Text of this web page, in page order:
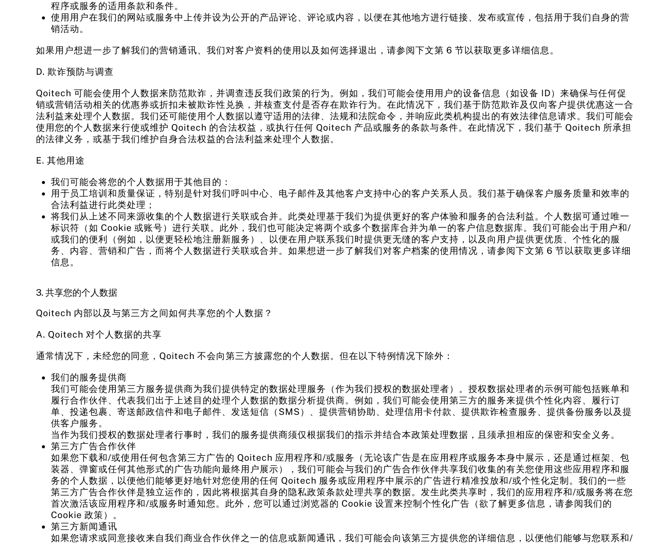
程序或服务的适用条款和条件。
使用用户在我们的网站或服务中上传并设为公开的产品评论、评论或内容，以便在其他地方进行链接、发布或宣传，包括用于我们自身的营
销活动。
如果用户想进一步了解我们的营销通讯、我们对客户资料的使用以及如何选择退出，请参阅下文第 6 节以获取更多详细信息。
D. 欺诈预防与调查
Qoitech 可能会使用个人数据来防范欺诈，并调查违反我们政策的行为。例如，我们可能会使用用户的设备信息（如设备 ID）来确保与任何促
销或营销活动相关的优惠券或折扣未被欺诈性兑换，并核查支付是否存在欺诈行为。在此情况下，我们基于防范欺诈及仅向客户提供优惠这一合
法利益来处理个人数据。我们还可能使用个人数据以遵守适用的法律、法规和法院命令，并响应此类机构提出的有效法律信息请求。我们可能会
使用您的个人数据来行使或维护 Qoitech 的合法权益，或执行任何 Qoitech 产品或服务的条款与条件。在此情况下，我们基于 Qoitech 所承担
的法律义务，或基于我们维护自身合法权益的合法利益来处理个人数据。
E. 其他用途
我们可能会将您的个人数据用于其他目的：
用于员工培训和质量保证，特别是针对我们呼叫中心、电子邮件及其他客户支持中心的客户关系人员。我们基于确保客户服务质量和效率的
合法利益进行此类处理；
将我们从上述不同来源收集的个人数据进行关联或合并。此类处理基于我们为提供更好的客户体验和服务的合法利益。个人数据可通过唯一
标识符（如 Cookie 或账号）进行关联。此外，我们也可能决定将两个或多个数据库合并为单一的客户信息数据库。我们可能会出于用户和/
或我们的便利（例如，以便更轻松地注册新服务）、以便在用户联系我们时提供更无缝的客户支持，以及向用户提供更优质、个性化的服
务、内容、营销和广告，而将个人数据进行关联或合并。如果想进一步了解我们对客户档案的使用情况，请参阅下文第 6 节以获取更多详细
信息。
3. 共享您的个人数据
Qoitech 内部以及与第三方之间如何共享您的个人数据？
A. Qoitech 对个人数据的共享
通常情况下，未经您的同意，Qoitech 不会向第三方披露您的个人数据。但在以下特例情况下除外：
我们的服务提供商
我们可能会使用第三方服务提供商为我们提供特定的数据处理服务（作为我们授权的数据处理者）。授权数据处理者的示例可能包括账单和
履行合作伙伴、代表我们出于上述目的处理个人数据的数据分析提供商。例如，我们可能会使用第三方的服务来提供个性化内容、履行订
单、投递包裹、寄送邮政信件和电子邮件、发送短信（SMS）、提供营销协助、处理信用卡付款、提供欺诈检查服务、提供备份服务以及提
供客户服务。
当作为我们授权的数据处理者行事时，我们的服务提供商须仅根据我们的指示并结合本政策处理数据，且须承担相应的保密和安全义务。
第三方广告合作伙伴
如果您下载和/或使用任何包含第三方广告的 Qoitech 应用程序和/或服务（无论该广告是在应用程序或服务本身中展示，还是通过框架、包
装器、弹窗或任何其他形式的广告功能向最终用户展示），我们可能会与我们的广告合作伙伴共享我们收集的有关您使用这些应用程序和服
务的个人数据，以便他们能够更好地针对您使用的任何 Qoitech 服务或应用程序中展示的广告进行精准投放和/或个性化定制。我们的一些
第三方广告合作伙伴是独立运作的，因此将根据其自身的隐私政策条款处理共享的数据。发生此类共享时，我们的应用程序和/或服务将在您
首次激活该应用程序和/或服务时通知您。此外，您可以通过浏览器的 Cookie 设置来控制个性化广告（欲了解更多信息，请参阅我们的
Cookie 政策）。
第三方新闻通讯
如果您请求或同意接收来自我们商业合作伙伴之一的信息或新闻通讯，我们可能会向该第三方提供您的详细信息，以便他们能够与您联系和/